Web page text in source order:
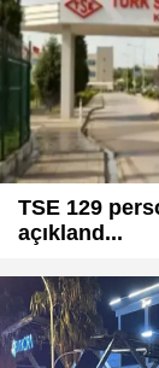
TSE 129
açıkland...